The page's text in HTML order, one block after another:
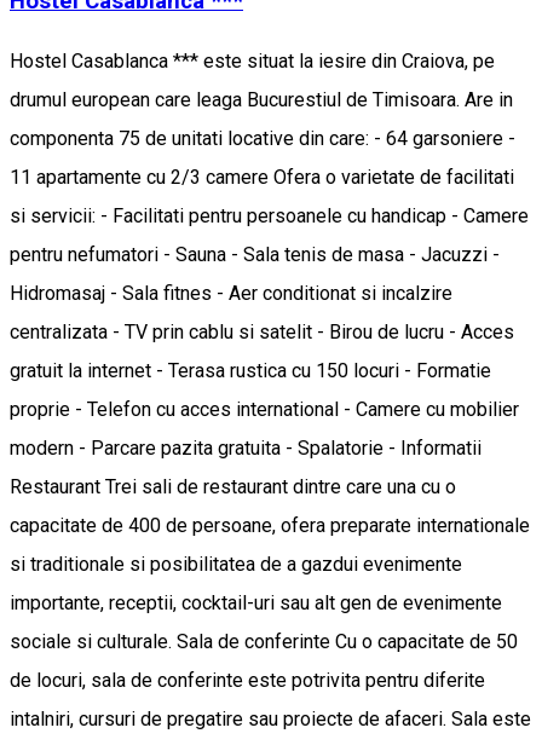
Hostel Casablanca *** este situat la iesire din Craiova, pe
drumul european care leaga Bucurestiul de Timisoara. Are in
componenta 75 de unitati locative din care: - 64 garsoniere -
11 apartamente cu 2/3 camere Ofera o varietate de facilitati
si servicii: - Facilitati pentru persoanele cu handicap - Camere
pentru nefumatori - Sauna - Sala tenis de masa - Jacuzzi -
Hidromasaj - Sala fitnes - Aer conditionat si incalzire
centralizata - TV prin cablu si satelit - Birou de lucru - Acces
gratuit la internet - Terasa rustica cu 150 locuri - Formatie
proprie - Telefon cu acces international - Camere cu mobilier
modern - Parcare pazita gratuita - Spalatorie - Informatii
Restaurant Trei sali de restaurant dintre care una cu o
capacitate de 400 de persoane, ofera preparate internationale
si traditionale si posibilitatea de a gazdui evenimente
importante, receptii, cocktail-uri sau alt gen de evenimente
sociale si culturale. Sala de conferinte Cu o capacitate de 50
de locuri, sala de conferinte este potrivita pentru diferite
intalniri, cursuri de pregatire sau proiecte de afaceri. Sala este